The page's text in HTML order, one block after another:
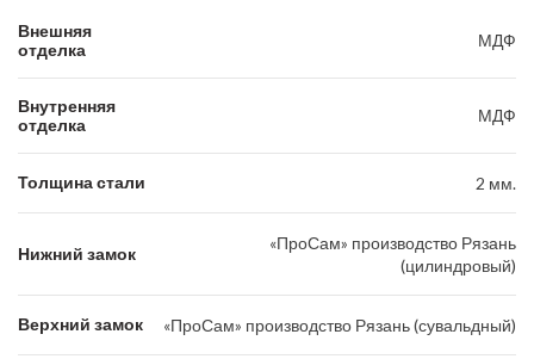
Внешняя
отделка
МДФ
Внутренняя
отделка
МДФ
Толщина стали 2 мм.
Нижний замок
«ПроСам» производство Рязань
(цилиндровый)
Верхний замок «ПроСам» производство Рязань (сувальдный)